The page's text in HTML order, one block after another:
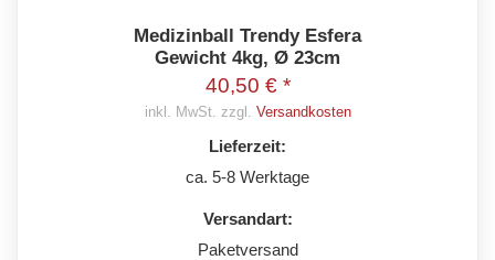
Medizinball Trendy Esfera
Gewicht 4kg, Ø 23cm
40,50 € *
inkl. MwSt. zzgl. Versandkosten
Lieferzeit:
ca. 5-8 Werktage
Versandart:
Paketversand